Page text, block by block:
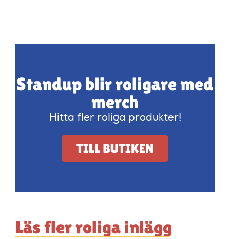
Standup blir roligare med
merch
Hitta fler roliga produkter!
TILL BUTIKEN
Läs fler roliga inlägg